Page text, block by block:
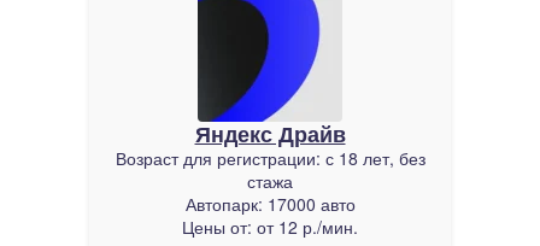
Яндекс Драйв
Возраст для регистрации: с 18 лет, без
стажа
Автопарк: 17000 авто
Цены от: от 12 р./мин.